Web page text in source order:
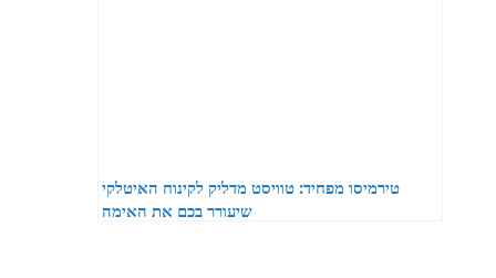
טירמיסו מפחיד: טוויסט מדליק לקינוח האיטלקי
שיעורר בכם את האימה